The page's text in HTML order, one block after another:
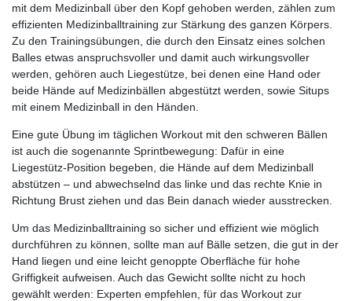
mit dem Medizinball über den Kopf gehoben werden, zählen zum
effizienten Medizinballtraining zur Stärkung des ganzen Körpers.
Zu den Trainingsübungen, die durch den Einsatz eines solchen
Balles etwas anspruchsvoller und damit auch wirkungsvoller
werden, gehören auch Liegestütze, bei denen eine Hand oder
beide Hände auf Medizinbällen abgestützt werden, sowie Situps
mit einem Medizinball in den Händen.
Eine gute Übung im täglichen Workout mit den schweren Bällen
ist auch die sogenannte Sprintbewegung: Dafür in eine
Liegestütz-Position begeben, die Hände auf dem Medizinball
abstützen – und abwechselnd das linke und das rechte Knie in
Richtung Brust ziehen und das Bein danach wieder ausstrecken.
Um das Medizinballtraining so sicher und effizient wie möglich
durchführen zu können, sollte man auf Bälle setzen, die gut in der
Hand liegen und eine leicht genoppte Oberfläche für hohe
Griffigkeit aufweisen. Auch das Gewicht sollte nicht zu hoch
gewählt werden: Experten empfehlen, für das Workout zur